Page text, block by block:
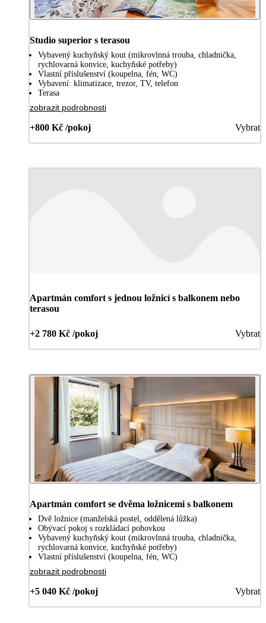
Studio superior s terasou
Vybavený kuchyňský kout (mikrovlnná trouba, chladnička,
rychlovarná konvice, kuchyňské potřeby)
Vlastní příslušenství (koupelna, fén, WC)
Vybavení: klimatizace, trezor, TV, telefon
Terasa
zobrazit podrobnosti
+800 Kč /pokoj Vybrat
Apartmán comfort s jednou ložnicí s balkonem nebo
terasou
+2 780 Kč /pokoj Vybrat
Apartmán comfort se dvěma ložnicemi s balkonem
Dvě ložnice (manželská postel, oddělená lůžka)
Obývací pokoj s rozkládací pohovkou
Vybavený kuchyňský kout (mikrovlnná trouba, chladnička,
rychlovarná konvice, kuchyňské potřeby)
Vlastní příslušenství (koupelna, fén, WC)
zobrazit podrobnosti
+5 040 Kč /pokoj Vybrat